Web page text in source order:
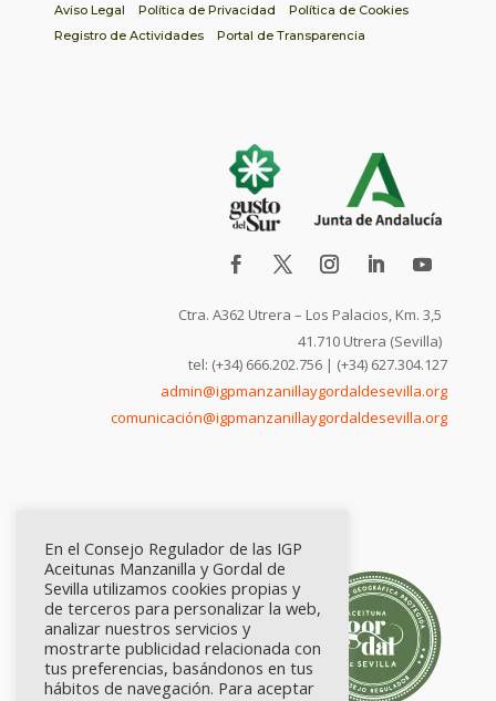
Aviso Legal Política de Privacidad
Política de Cookies
Registro de Actividades
Portal de Transparencia
Ctra. A362 Utrera – Los Palacios, Km. 3,5
41.710 Utrera (Sevilla)
tel: (+34) 666.202.756 | (+34) 627.304.127
admin@igpmanzanillaygordaldesevilla.org
comunicación@igpmanzanillaygordaldesevilla.org
En el Consejo Regulador de las IGP
Aceitunas Manzanilla y Gordal de
Sevilla utilizamos cookies propias y
de terceros para personalizar la web,
analizar nuestros servicios y
mostrarte publicidad relacionada con
tus preferencias, basándonos en tus
hábitos de navegación. Para aceptar